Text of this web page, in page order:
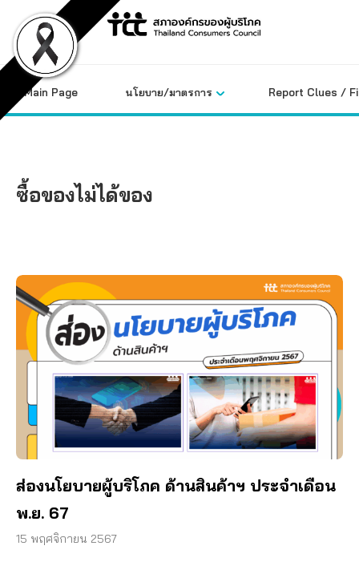
content
Main Page นโยบาย/มาตรการ Report Clues /
ซื้อของไม่ได้ของ
ส่องนโยบายผู้บริโภค ด้านสินค้าฯ ประจำเดือน
พ.ย. 67
15 พฤศจิกายน 2567